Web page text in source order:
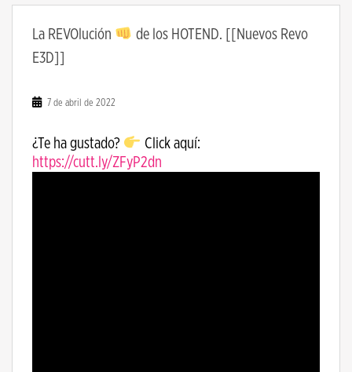
La REVOlución
de los HOTEND. [[Nuevos Revo
E3D]]
7 de abril de 2022
¿Te ha gustado?
Click aquí:
https://cutt.ly/ZFyP2dn